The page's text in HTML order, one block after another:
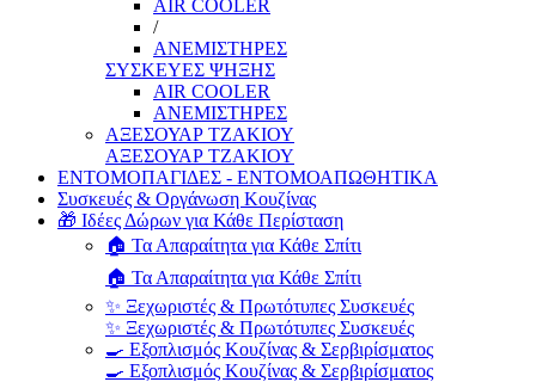
AIR COOLER
/
ΑΝΕΜΙΣΤΗΡΕΣ
ΣΥΣΚΕΥΕΣ ΨΗΞΗΣ
AIR COOLER
ΑΝΕΜΙΣΤΗΡΕΣ
ΑΞΕΣΟΥΑΡ ΤΖΑΚΙΟΥ
ΑΞΕΣΟΥΑΡ ΤΖΑΚΙΟΥ
ΕΝΤΟΜΟΠΑΓΙΔΕΣ - ΕΝΤΟΜΟΑΠΩΘΗΤΙΚΑ
Συσκευές & Οργάνωση Κουζίνας
🎁 Ιδέες Δώρων για Κάθε Περίσταση
🏠 Τα Απαραίτητα για Κάθε Σπίτι
🏠 Τα Απαραίτητα για Κάθε Σπίτι
✨ Ξεχωριστές & Πρωτότυπες Συσκευές
✨ Ξεχωριστές & Πρωτότυπες Συσκευές
🍳 Εξοπλισμός Κουζίνας & Σερβιρίσματος
🍳 Εξοπλισμός Κουζίνας & Σερβιρίσματος